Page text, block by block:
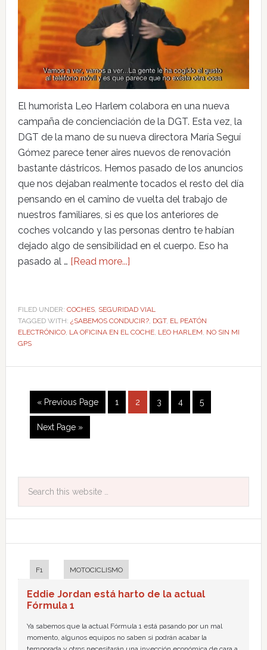
El humorista Leo Harlem colabora en una nueva
campaña de concienciación de la DGT. Esta vez, la
DGT de la mano de su nueva directora María Seguí
Gómez parece tener aires nuevos de renovación
bastante dástricos. Hemos pasado de los anuncios
que nos dejaban realmente tocados el resto del día
pensando en el camino de vuelta del trabajo de
nuestros familiares, si es que los anteriores de
coches volcando y las personas dentro te habían
dejado algo de sensibilidad en el cuerpo. Eso ha
pasado al … [Read more...]
FILED UNDER: COCHES, SEGURIDAD VIAL
TAGGED WITH: ¿SABEMOS CONDUCIR?, DGT, EL PEATÓN
ELECTRÓNICO, LA OFICINA EN EL COCHE, LEO HARLEM, NO SIN MI
GPS
« Previous Page 1 2 3 4 5
Next Page »
F1 MOTOCICLISMO
Eddie Jordan está harto de la actual
Fórmula 1
Ya sabemos que la actual Fórmula 1 está pasando por un mal
momento, algunos equipos no saben si podrán acabar la